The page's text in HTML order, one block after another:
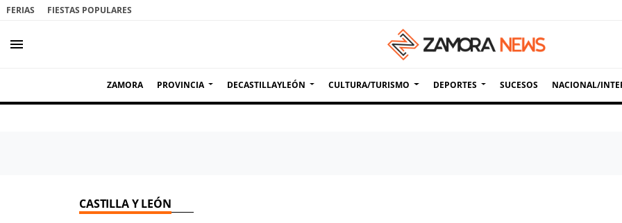
FERIAS FIESTAS POPULARES
menu
ZAMORA PROVINCIA DECASTILLAYLEÓN CULTURA/TURISMO DEPORTES SUCESOS NACIONAL/
CASTILLA Y LEÓN